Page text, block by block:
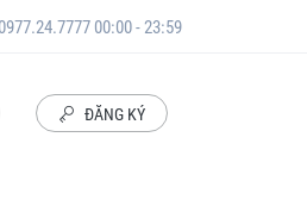
00:00 - 23:59
ĐĂNG KÝ